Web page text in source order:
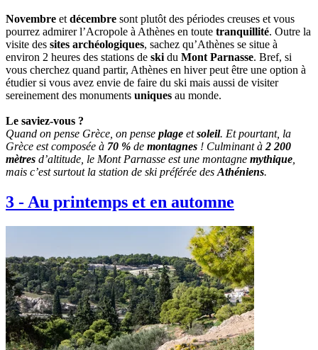
Novembre et décembre sont plutôt des périodes creuses et vous
pourrez admirer l’Acropole à Athènes en toute tranquillité. Outre la
visite des sites archéologiques, sachez qu’Athènes se situe à
environ 2 heures des stations de ski du Mont Parnasse. Bref, si
vous cherchez quand partir, Athènes en hiver peut être une option à
étudier si vous avez envie de faire du ski mais aussi de visiter
sereinement des monuments uniques au monde.
Le saviez-vous ?
Quand on pense Grèce, on pense plage etsoleil. Et pourtant, la
Grèce est composée à 70 % de montagnes ! Culminant à 2 200
mètres d’altitude, le Mont Parnasse est une montagne mythique
mais c’est surtout la station de ski préférée des Athéniens.
3 - Au printemps et en automne